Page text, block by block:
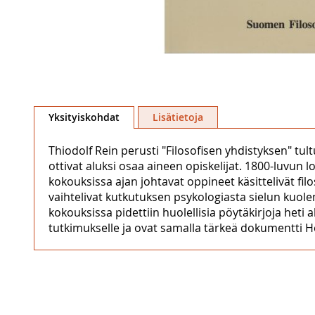
to
the
images
gallery
Yksityiskohdat
Thiodolf Rein perusti "Filosofisen yhdistyksen"
ottivat aluksi osaa aineen opiskelijat. 1800-luvun
kokouksissa ajan johtavat oppineet käsittelivät
vaihtelivat kutkutuksen psykologiasta sielun
kokouksissa pidettiin huolellisia pöytäkirjoja heti
tutkimukselle ja ovat samalla tärkeä dokumentti
Lisätietoja